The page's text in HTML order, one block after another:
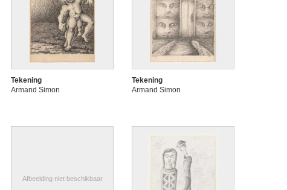
Tekening
Armand Simon
Tekening
Armand Simon
Afbeelding niet beschikbaar